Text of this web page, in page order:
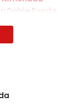
Funda
sus
variación en
de gran